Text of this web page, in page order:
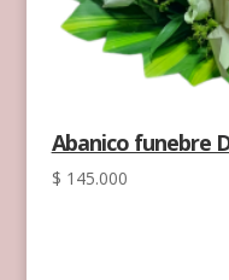
Abanico funebre
$ 145.000